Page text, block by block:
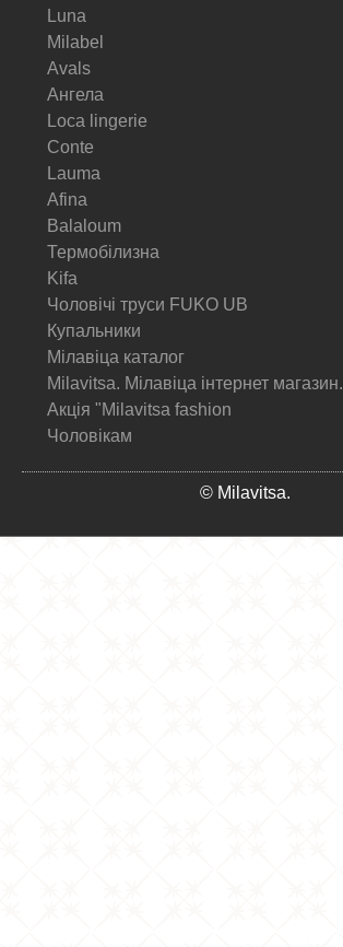
Luna
Milabel
Avals
Ангела
Loca lingerie
Conte
Lauma
Afina
Balaloum
Термобілизна
Kifa
Чоловічі труси FUKO UB
Купальники
Мілавіца каталог
Milavitsa. Мілавіца інтернет магазин.
Акція "Milavitsa fashion
Чоловікам
© Milavitsa.